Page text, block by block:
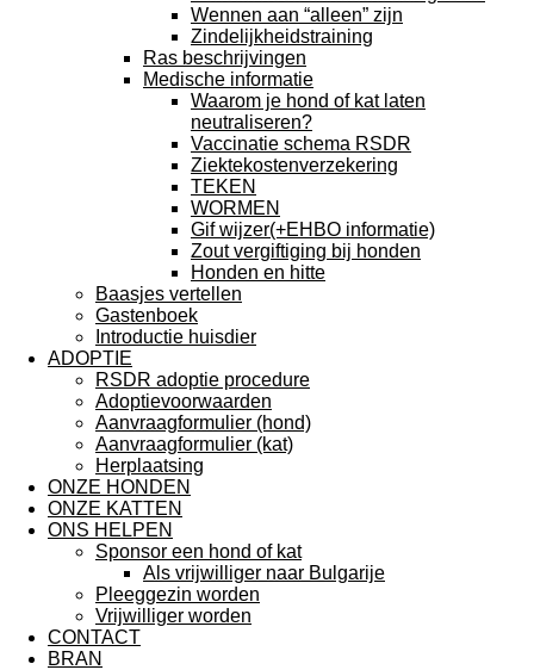
Wennen aan “alleen” zijn
Zindelijkheidstraining
Ras beschrijvingen
Medische informatie
Waarom je hond of kat laten
neutraliseren?
Vaccinatie schema RSDR
Ziektekostenverzekering
TEKEN
WORMEN
Gif wijzer(+EHBO informatie)
Zout vergiftiging bij honden
Honden en hitte
Baasjes vertellen
Gastenboek
Introductie huisdier
ADOPTIE
RSDR adoptie procedure
Adoptievoorwaarden
Aanvraagformulier (hond)
Aanvraagformulier (kat)
Herplaatsing
ONZE HONDEN
ONZE KATTEN
ONS HELPEN
Sponsor een hond of kat
Als vrijwilliger naar Bulgarije
Pleeggezin worden
Vrijwilliger worden
CONTACT
BRAN